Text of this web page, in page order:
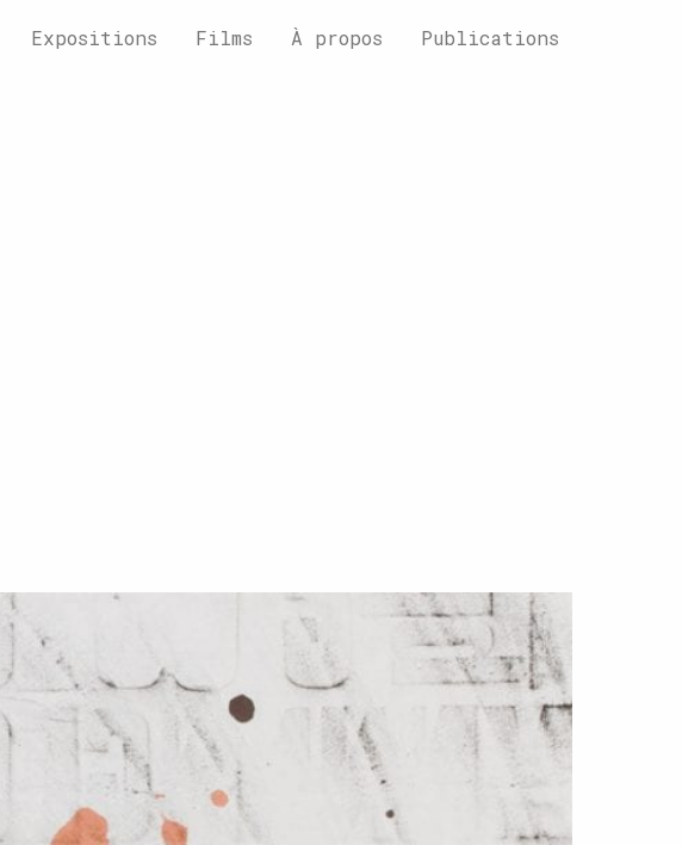
Expositions Films À propos Publications